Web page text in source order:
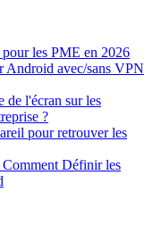
les PME en 2026
Android avec/sans VPN
de l'écran sur les
?
pour retrouver les
Définir les